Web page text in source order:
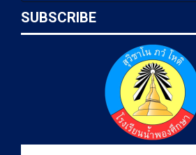
SUBSCRIBE